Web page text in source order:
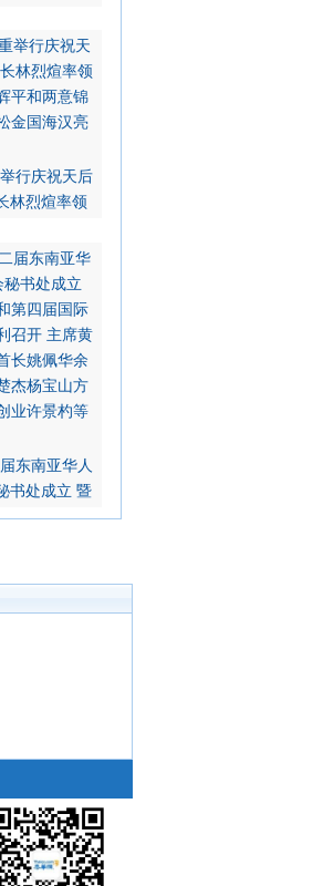
行庆祝天后
林烈煊率领
东南亚华人
书处成立 暨
丰
晚九
两